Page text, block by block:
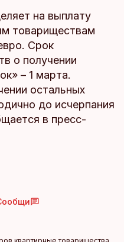
на выплату
товариществам
Срок
о получении
– 1 марта.
остальных
до исчерпания
в пресс-